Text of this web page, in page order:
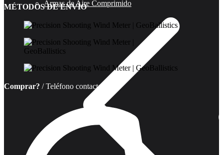
Armas de Aire Comprimido
MÉTODOS DE ENVÍO
Comprar? / Teléfono contacto